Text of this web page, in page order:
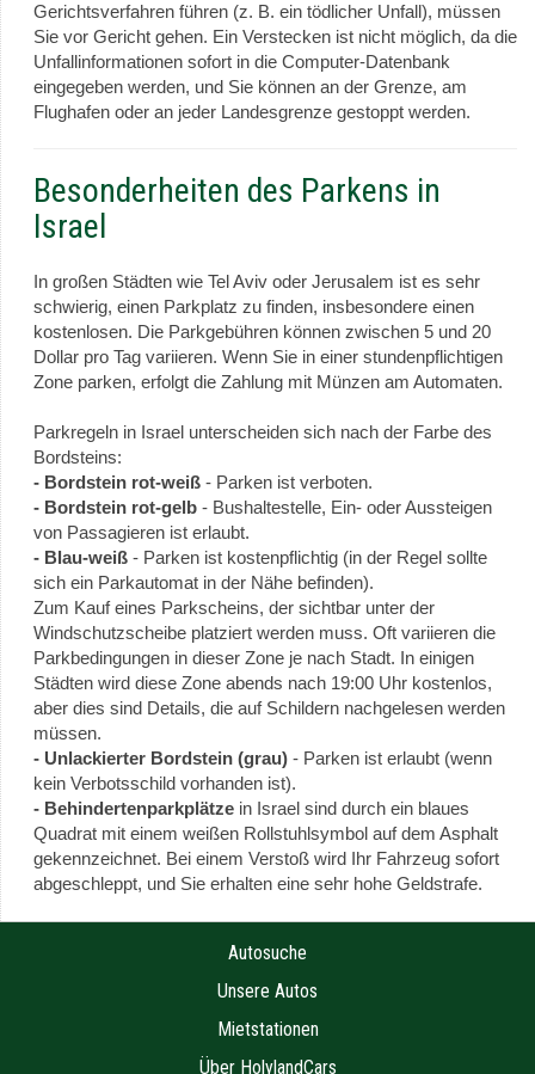
Gerichtsverfahren führen (z. B. ein tödlicher Unfall), müssen
Sie vor Gericht gehen. Ein Verstecken ist nicht möglich, da die
Unfallinformationen sofort in die Computer-Datenbank
eingegeben werden, und Sie können an der Grenze, am
Flughafen oder an jeder Landesgrenze gestoppt werden.
Besonderheiten des Parkens in
Israel
In großen Städten wie Tel Aviv oder Jerusalem ist es sehr
schwierig, einen Parkplatz zu finden, insbesondere einen
kostenlosen. Die Parkgebühren können zwischen 5 und 20
Dollar pro Tag variieren. Wenn Sie in einer stundenpflichtigen
Zone parken, erfolgt die Zahlung mit Münzen am Automaten.
Parkregeln in Israel unterscheiden sich nach der Farbe des
Bordsteins:
- Bordstein rot-weiß - Parken ist verboten.
- Bordstein rot-gelb - Bushaltestelle, Ein- oder Aussteigen
von Passagieren ist erlaubt.
- Blau-weiß - Parken ist kostenpflichtig (in der Regel sollte
sich ein Parkautomat in der Nähe befinden).
Zum Kauf eines Parkscheins, der sichtbar unter der
Windschutzscheibe platziert werden muss. Oft variieren die
Parkbedingungen in dieser Zone je nach Stadt. In einigen
Städten wird diese Zone abends nach 19:00 Uhr kostenlos,
aber dies sind Details, die auf Schildern nachgelesen werden
müssen.
- Unlackierter Bordstein (grau) - Parken ist erlaubt (wenn
kein Verbotsschild vorhanden ist).
- Behindertenparkplätze in Israel sind durch ein blaues
Quadrat mit einem weißen Rollstuhlsymbol auf dem Asphalt
gekennzeichnet. Bei einem Verstoß wird Ihr Fahrzeug sofort
abgeschleppt, und Sie erhalten eine sehr hohe Geldstrafe.
Autosuche
Unsere Autos
Mietstationen
Über HolylandCars